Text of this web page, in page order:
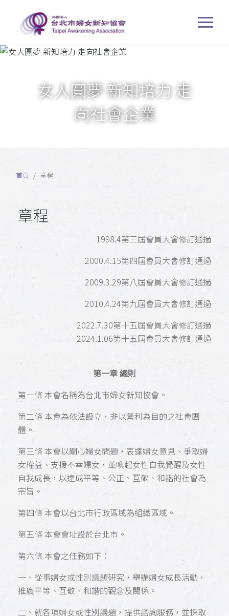
女人圓夢 新知培力 走
向社會企業
首頁 章程
章程
1998.4第三屆會員大會修訂通過
2000.4.15第四屆會員大會修訂通過
2009.3.29第八屆會員大會修訂通過
2010.4.24第九屆會員大會修訂通過
2022.7.30第十五屆會員大會修訂通過
2024.1.06第十五屆會員大會修訂通過
第一章 總則
第一條 本會名稱為台北市婦女新知協會。
第二條 本會為依法設立，非以營利為目的之社會團
體。
第三條 本會以關心婦女問題，表達婦女意見、爭取婦
女權益、支援不幸婦女，並喚起女性自我覺醒及女性
自我成長，以達成平等、公正、互敬、和諧的社會為
宗旨。
第四條 本會以台北市行政區域為組織區域。
第五條 本會會址設於台北市。
第六條 本會之任務如下：
一、從事婦女或性別議題研究，舉辦婦女成長活動，
推廣平等、互敬、和諧的觀念及關係。
二、就各項婦女或性別議題，提供諮詢服務，並採取